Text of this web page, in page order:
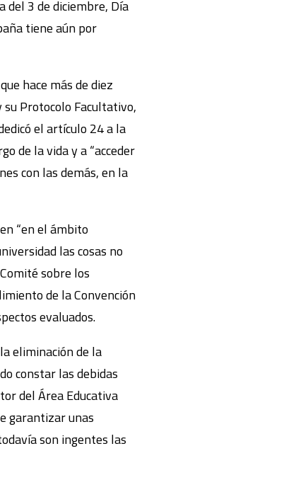
del 3 de diciembre, Día
tiene aún por
hace más de diez
su Protocolo Facultativo,
el artículo 24 a la
de la vida y a “acceder
con las demás, en la
“en el ámbito
las cosas no
sobre los
de la Convención
evaluados.
eliminación de la
constar las debidas
del Área Educativa
garantizar unas
son ingentes las